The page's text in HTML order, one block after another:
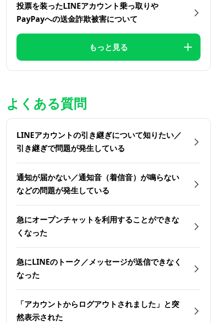
投票を装ったLINEアカウント乗っ取りや
PayPayへの送金詐欺被害について
もっと見る
よくある質問
LINEアカウントの引き継ぎについて知りたい／
引き継ぎで問題が発生している
通知が届かない／通知音（着信音）が鳴らない
などの問題が発生している
急にオープンチャットを利用することができな
くなった
急にLINEのトーク／メッセージが送信できなく
なった
「アカウントからログアウトされました」と突
然表示された